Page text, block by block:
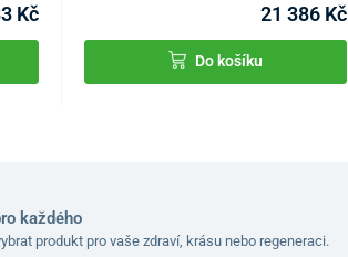
Kč 21 386 Kč
Do košíku
každého
produkt pro vaše zdraví, krásu nebo regeneraci.